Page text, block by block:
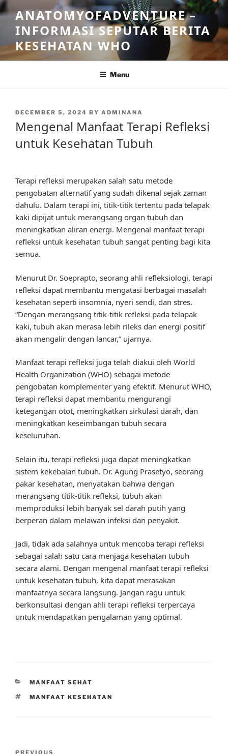
Skip
to
content
ANATOMYOFADVENTURE –
INFORMASI SEPUTAR BERITA
KESEHATAN WHO
Menu
POSTED
DECEMBER 5, 2024 BY ADMINANA
Mengenal Manfaat Terapi Refleksi
untuk Kesehatan Tubuh
Terapi refleksi merupakan salah satu metode
pengobatan alternatif yang sudah dikenal sejak zaman
dahulu. Dalam terapi ini, titik-titik tertentu pada telapak
kaki dipijat untuk merangsang organ tubuh dan
meningkatkan aliran energi. Mengenal manfaat terapi
refleksi untuk kesehatan tubuh sangat penting bagi kita
semua.
Menurut Dr. Soeprapto, seorang ahli refleksiologi, terapi
refleksi dapat membantu mengatasi berbagai masalah
kesehatan seperti insomnia, nyeri sendi, dan stres.
“Dengan merangsang titik-titik refleksi pada telapak
kaki, tubuh akan merasa lebih rileks dan energi positif
akan mengalir dengan lancar,” ujarnya.
Manfaat terapi refleksi juga telah diakui oleh World
Health Organization (WHO) sebagai metode
pengobatan komplementer yang efektif. Menurut WHO,
terapi refleksi dapat membantu mengurangi
ketegangan otot, meningkatkan sirkulasi darah, dan
meningkatkan keseimbangan tubuh secara
keseluruhan.
Selain itu, terapi refleksi juga dapat meningkatkan
sistem kekebalan tubuh. Dr. Agung Prasetyo, seorang
pakar kesehatan, menyatakan bahwa dengan
merangsang titik-titik refleksi, tubuh akan
memproduksi lebih banyak sel darah putih yang
berperan dalam melawan infeksi dan penyakit.
Jadi, tidak ada salahnya untuk mencoba terapi refleksi
sebagai salah satu cara menjaga kesehatan tubuh
secara alami. Dengan mengenal manfaat terapi refleksi
untuk kesehatan tubuh, kita dapat merasakan
manfaatnya secara langsung. Jangan ragu untuk
berkonsultasi dengan ahli terapi refleksi terpercaya
untuk mendapatkan pengalaman yang optimal.
CATEGORIES
MANFAAT SEHAT
TAGS
MANFAAT KESEHATAN
PREVIOUS